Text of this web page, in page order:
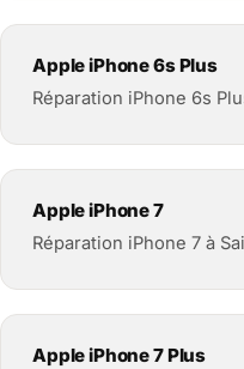
Apple iPhone 6s Plus
Réparation iPhone 6s
Apple iPhone 7
Réparation iPhone 7 à
Apple iPhone 7 Plus